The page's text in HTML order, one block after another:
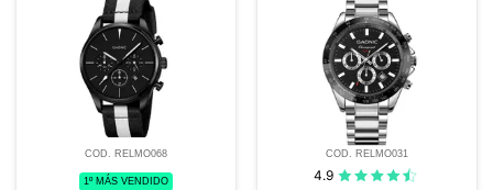
COD. RELMO068
1º MÁS VENDIDO
COD. RELMO031
4.9